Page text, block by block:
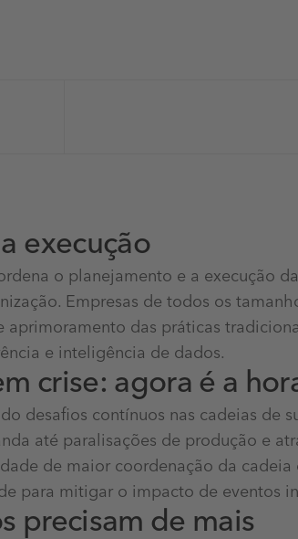
execução
o planejamento e a execução
Empresas de todos os
das práticas
e inteligência de dados.
crise: agora é a
desafios contínuos nas cadeias de
até paralisações de produção e
de maior coordenação da cadeia
para mitigar o impacto de eventos
precisam de mais